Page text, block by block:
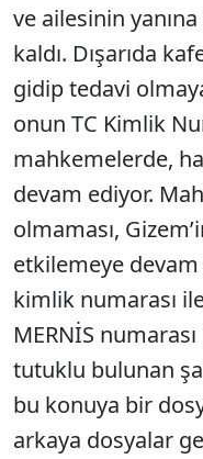
ve ailesinin
kaldı. Dışarıda
gidip tedavi
onun TC Kimlik
mahkemelerde,
devam ediyor.
olmaması,
etkilemeye
kimlik numarası
MERNİS
tutuklu bulunan
bu konuya bir
arkaya dosyalar